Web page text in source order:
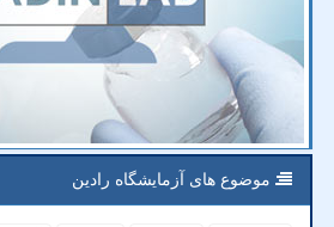
موضوع های آزمایشگاه رادین